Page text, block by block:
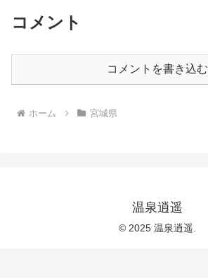
コメント
コメントを書き込む
ホーム 宮城県
温泉逍遥
© 2025 温泉逍遥.